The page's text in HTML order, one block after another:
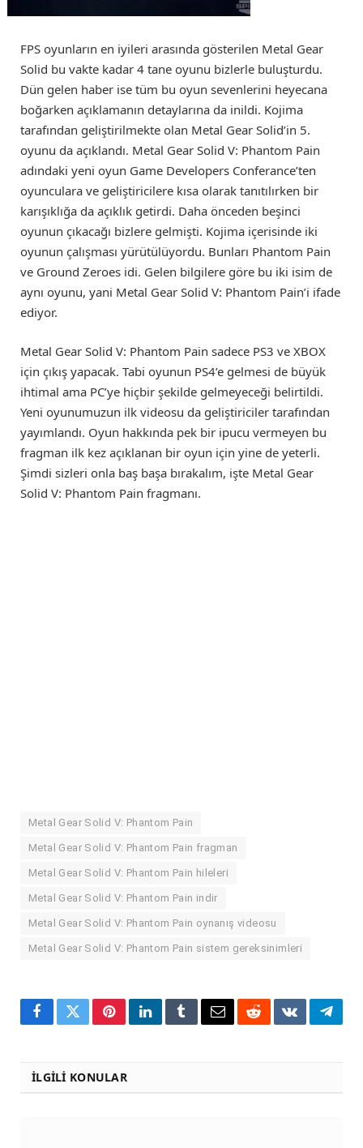
FPS oyunların en iyileri arasında gösterilen Metal Gear
Solid bu vakte kadar 4 tane oyunu bizlerle buluşturdu.
Dün gelen haber ise tüm bu oyun sevenlerini heyecana
boğarken açıklamanın detaylarına da inildi. Kojima
tarafından geliştirilmekte olan Metal Gear Solid’in 5.
oyunu da açıklandı. Metal Gear Solid V: Phantom Pain
adındaki yeni oyun Game Developers Conferance’ten
oyunculara ve geliştiricilere kısa olarak tanıtılırken bir
karışıklığa da açıklık getirdi. Daha önceden beşinci
oyunun çıkacağı bizlere gelmişti. Kojima içerisinde iki
oyunun çalışması yürütülüyordu. Bunları Phantom Pain
ve Ground Zeroes idi. Gelen bilgilere göre bu iki isim de
aynı oyunu, yani Metal Gear Solid V: Phantom Pain’i ifade
ediyor.
Metal Gear Solid V: Phantom Pain sadece PS3 ve XBOX
için çıkış yapacak. Tabi oyunun PS4’e gelmesi de büyük
ihtimal ama PC’ye hiçbir şekilde gelmeyeceği belirtildi.
Yeni oyunumuzun ilk videosu da geliştiriciler tarafından
yayımlandı. Oyun hakkında pek bir ipucu vermeyen bu
fragman ilk kez açıklanan bir oyun için yine de yeterli.
Şimdi sizleri onla baş başa bırakalım, işte Metal Gear
Solid V: Phantom Pain fragmanı.
Metal Gear Solid V: Phantom Pain
Metal Gear Solid V: Phantom Pain fragman
Metal Gear Solid V: Phantom Pain hileleri
Metal Gear Solid V: Phantom Pain indir
Metal Gear Solid V: Phantom Pain oynanış videosu
Metal Gear Solid V: Phantom Pain sistem gereksinimleri
FacebookTwitterPinterestLinkedInTumblrEmailRedditVKontakte
İLGILI KONULAR